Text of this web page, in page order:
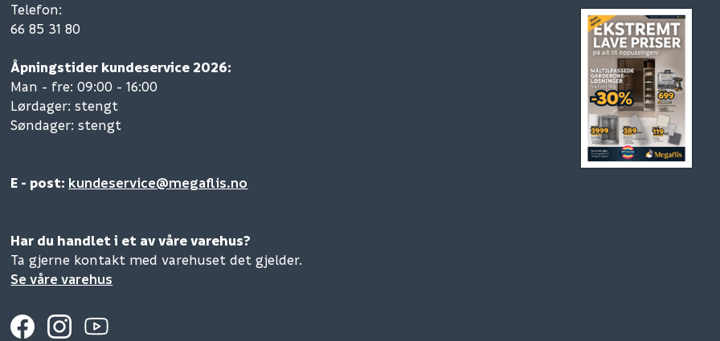
Telefon:
66 85 31 80
Åpningstider kundeservice 2026:
Man - fre: 09:00 - 16:00
Lørdager: stengt
Søndager: stengt
E - post: kundeservice@megaflis.no
Har du handlet i et av våre varehus?
Ta gjerne kontakt med varehuset det gjelder.
Se våre varehus